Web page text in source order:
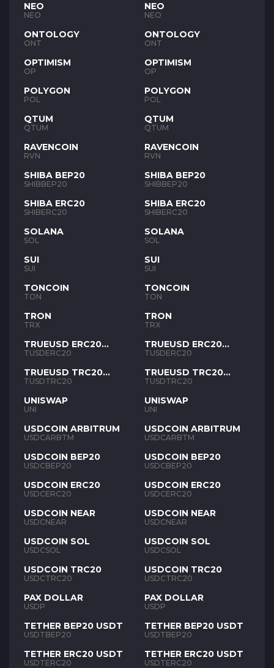
NEO
NEO
ONTOLOGY
ONT
OPTIMISM
OP
POLYGON
POL
QTUM
QTUM
RAVENCOIN
RVN
SHIBA BEP20
SHIBBEP20
SHIBA ERC20
SHIBERC20
SOLANA
SOL
SUI
SUI
TONCOIN
TON
TRON
TRX
TRUEUSD ERC20
TUSD
TUSDERC20
TRUEUSD TRC20
TUSD
TUSDTRC20
UNISWAP
UNI
USDCOIN ARBITRUM
USDCARBTM
USDCOIN BEP20
USDCBEP20
USDCOIN ERC20
USDCERC20
USDCOIN NEAR
USDCNEAR
USDCOIN SOL
USDCSOL
USDCOIN TRC20
USDCTRC20
PAX DOLLAR
USDP
TETHER BEP20 USDT
USDTBEP20
TETHER ERC20 USDT
USDTERC20
NEO
NEO
ONTOLOGY
ONT
OPTIMISM
OP
POLYGON
POL
QTUM
QTUM
RAVENCOIN
RVN
SHIBA BEP20
SHIBBEP20
SHIBA ERC20
SHIBERC20
SOLANA
SOL
SUI
SUI
TONCOIN
TON
TRON
TRX
TRUEUSD ERC20
TUSD
TUSDERC20
TRUEUSD TRC20
TUSD
TUSDTRC20
UNISWAP
UNI
USDCOIN ARBITRUM
USDCARBTM
USDCOIN BEP20
USDCBEP20
USDCOIN ERC20
USDCERC20
USDCOIN NEAR
USDCNEAR
USDCOIN SOL
USDCSOL
USDCOIN TRC20
USDCTRC20
PAX DOLLAR
USDP
TETHER BEP20 USDT
USDTBEP20
TETHER ERC20 USDT
USDTERC20